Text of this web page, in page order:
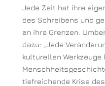
Jede Zeit hat ihre
des Schreibens und
an ihre Grenzen.
dazu: „Jede
kulturellen Werkzeuge
tiefreichende Krise